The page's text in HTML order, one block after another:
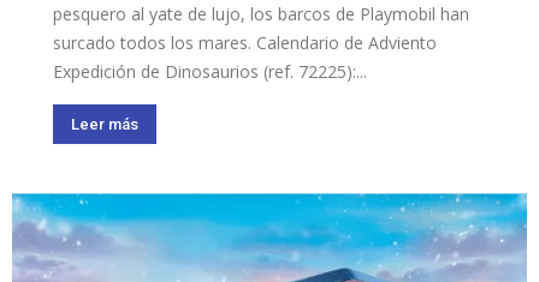
pesquero al yate de lujo, los barcos de Playmobil han
surcado todos los mares. Calendario de Adviento
Expedición de Dinosaurios (ref. 72225):...
Leer más